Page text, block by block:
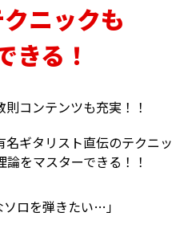
ニックも
きる！
コンテンツも充実！！
ギタリスト直伝のテクニッ
をマスターできる！！
ソロを弾きたい…」